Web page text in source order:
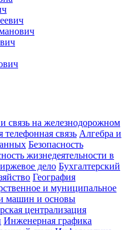
связь на железнодорожном
телефонная связь Алгебра и
Безопасность
жизнедеятельности в
дело Бухгалтерский
География
и муниципальное
машин и основы
централизация
Инженерная графика